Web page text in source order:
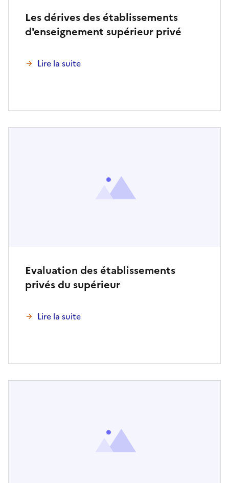
Les dérives des établissements
d'enseignement supérieur privé
Lire la suite
Evaluation des établissements
privés du supérieur
Lire la suite